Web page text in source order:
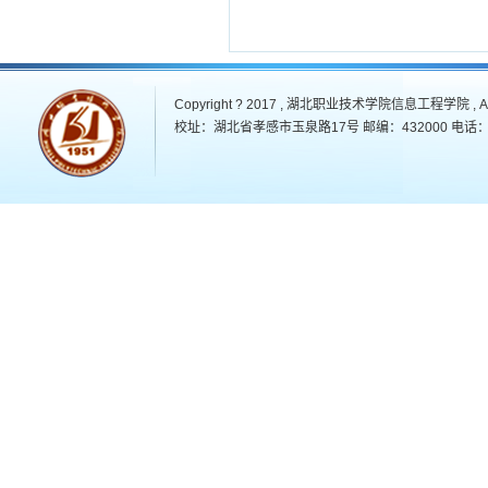
Copyright ? 2017 , 湖北职业技术学院信息工程学院 ,
校址：湖北省孝感市玉泉路17号 邮编：432000 电话